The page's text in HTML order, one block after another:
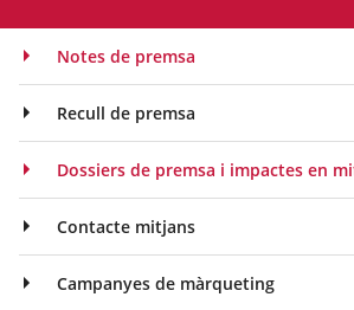
Notes de premsa
Recull de premsa
Dossiers de premsa i impactes en
Contacte mitjans
Campanyes de màrqueting